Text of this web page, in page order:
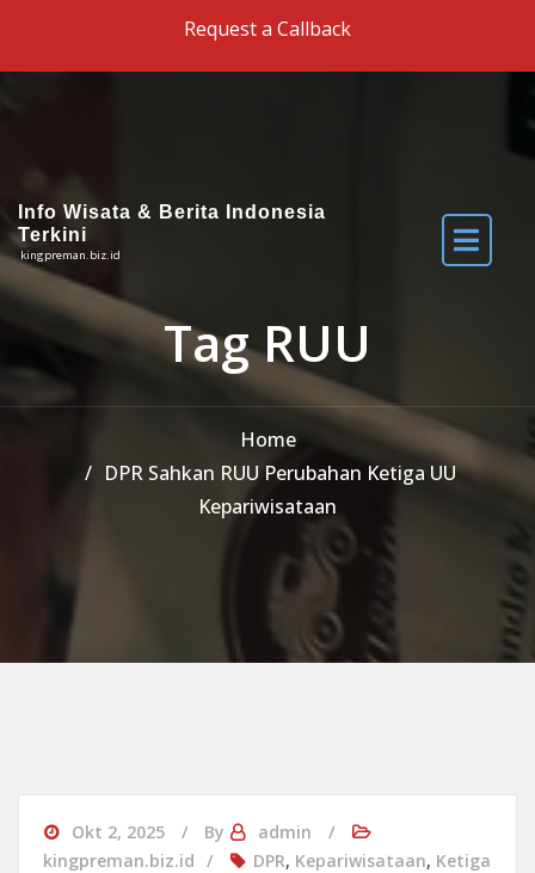
Request a Callback
Info Wisata & Berita Indonesia
Terkini
kingpreman.biz.id
Tag RUU
Home
DPR Sahkan RUU Perubahan Ketiga UU
Kepariwisataan
Okt 2, 2025 By
admin
kingpreman.biz.id
DPR, Kepariwisataan, Ketiga